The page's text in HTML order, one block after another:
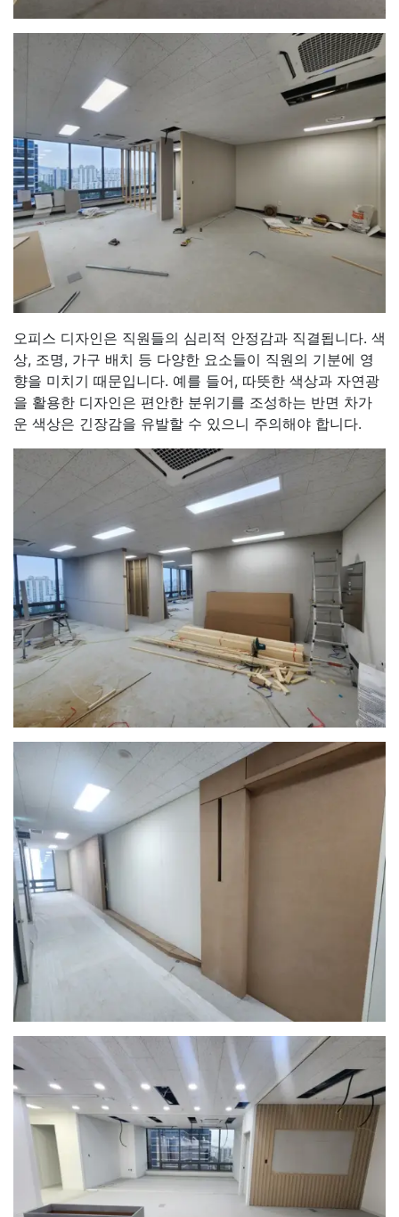
오피스 디자인은 직원들의 심리적 안정감과 직결됩니다. 색
상, 조명, 가구 배치 등 다양한 요소들이 직원의 기분에 영
향을 미치기 때문입니다. 예를 들어, 따뜻한 색상과 자연광
을 활용한 디자인은 편안한 분위기를 조성하는 반면 차가
운 색상은 긴장감을 유발할 수 있으니 주의해야 합니다.